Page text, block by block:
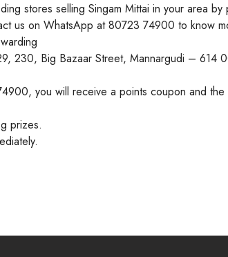
stores selling Singam Mittai in your area by
us on WhatsApp at 80723 74900 to know
230, Big Bazaar Street, Mannargudi – 614
you will receive a points coupon and
prizes.